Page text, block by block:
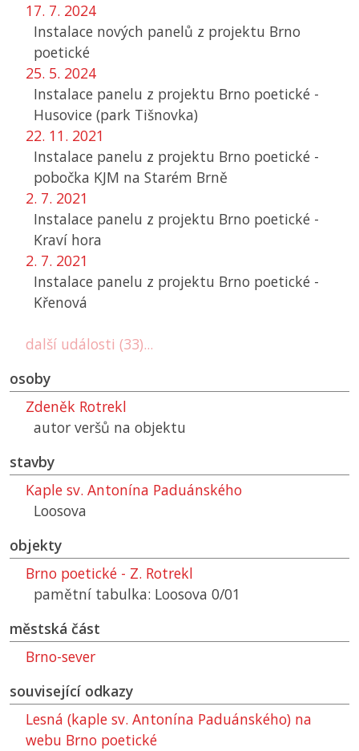
17. 7. 2024
Instalace nových panelů z projektu Brno
poetické
25. 5. 2024
Instalace panelu z projektu Brno poetické -
Husovice (park Tišnovka)
22. 11. 2021
Instalace panelu z projektu Brno poetické -
pobočka KJM na Starém Brně
2. 7. 2021
Instalace panelu z projektu Brno poetické -
Kraví hora
2. 7. 2021
Instalace panelu z projektu Brno poetické -
Křenová
další události (33)...
osoby
Zdeněk Rotrekl
autor veršů na objektu
stavby
Kaple sv. Antonína Paduánského
Loosova
objekty
Brno poetické - Z. Rotrekl
pamětní tabulka: Loosova 0/01
městská část
Brno-sever
související odkazy
Lesná (kaple sv. Antonína Paduánského) na
webu Brno poetické